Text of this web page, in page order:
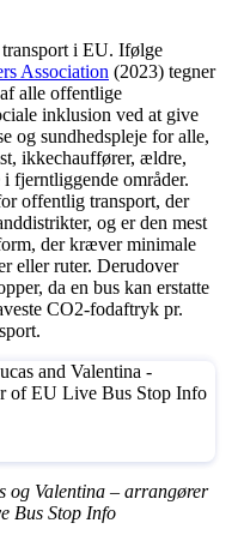
i EU. Ifølge
Association (2023) tegner
alle offentlige
inklusion ved at give
og sundhedspleje for alle,
ikkechauffører, ældre,
fjerntliggende områder.
offentlig transport, der
og er den mest
der kræver minimale
eller ruter. Derudover
da en bus kan erstatte
CO2-fodaftryk pr.
og Valentina – arrangører
Bus Stop Info